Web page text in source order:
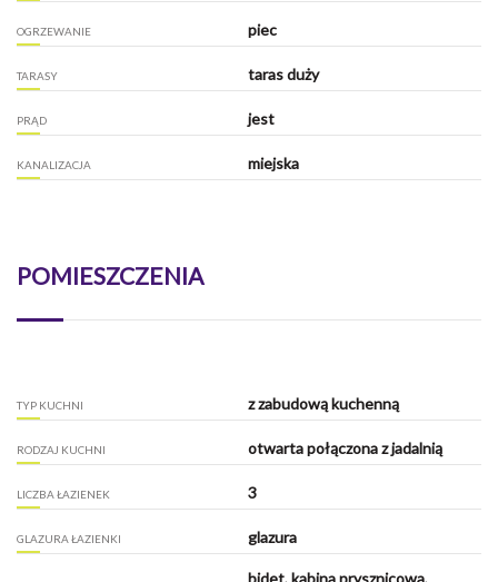
OGRZEWANIE piec
TARASY taras duży
PRĄD jest
KANALIZACJA miejska
POMIESZCZENIA
TYP KUCHNI z zabudową kuchenną
RODZAJ KUCHNI otwarta połączona z jadalnią
LICZBA ŁAZIENEK 3
GLAZURA ŁAZIENKI glazura
bidet, kabina prysznicowa,